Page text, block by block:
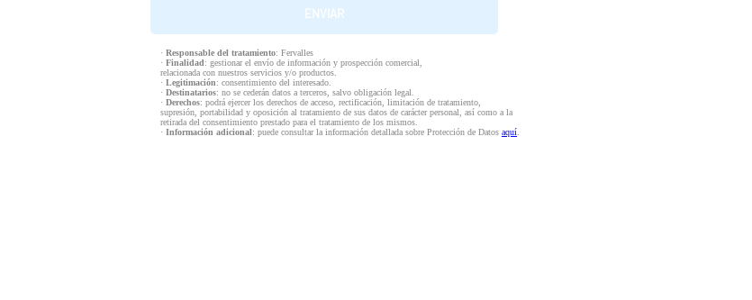
· Responsable del tratamiento: Fervalles
· Finalidad: gestionar el envío de información y prospección comercial,
relacionada con nuestros servicios y/o productos.
· Legitimación: consentimiento del interesado.
· Destinatarios: no se cederán datos a terceros, salvo obligación legal.
· Derechos: podrá ejercer los derechos de acceso, rectificación, limitación de tratamiento,
supresión, portabilidad y oposición al tratamiento de sus datos de carácter personal, así como a la
retirada del consentimiento prestado para el tratamiento de los mismos.
· Información adicional: puede consultar la información detallada sobre Protección de Datos aquí.